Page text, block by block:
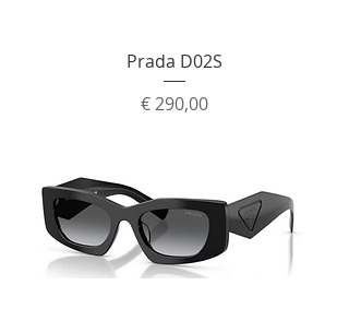
Prada D02S
Prijs
€ 290,00